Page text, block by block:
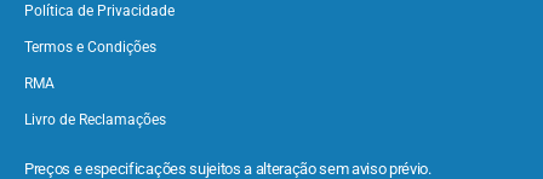
Política de Privacidade
Termos e Condições
RMA
Livro de Reclamações
Preços e especificações sujeitos a alteração sem aviso prévio.